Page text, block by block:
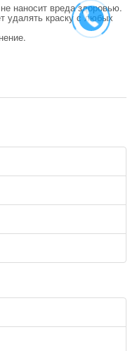
наносит вреда здоровью.
удалять краску с любых